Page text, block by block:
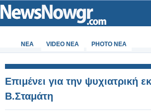
ΝΕΑ VIDEO NEA PHOTO NEA
Επιμένει για την ψυχιατρική
Β.Σταμάτη